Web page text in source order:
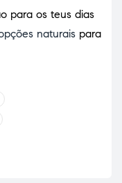
para os teus dias
naturais para